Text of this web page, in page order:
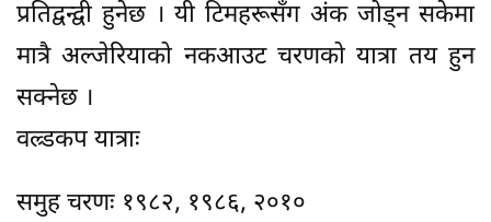
प्रतिद्वन्द्वी हुनेछ । यी टिमहरूसँग अंक जोड्न सकेमा
मात्रै अल्जेरियाको नकआउट चरणको यात्रा तय हुन
सक्नेछ ।
वल्र्डकप यात्राः
समुह चरणः १९८२, १९८६, २०१०